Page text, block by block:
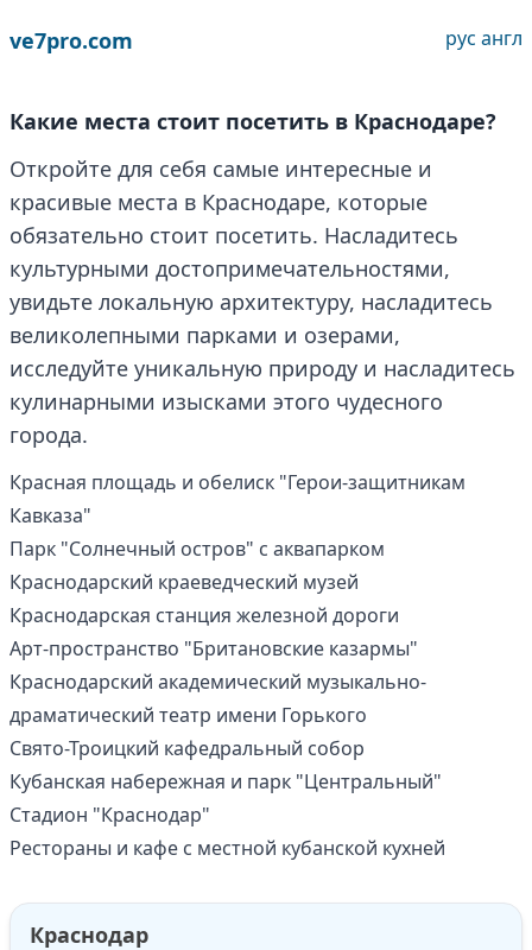
ve7pro.com рус англ
Какие места стоит посетить в Краснодаре?
Откройте для себя самые интересные и
красивые места в Краснодаре, которые
обязательно стоит посетить. Насладитесь
культурными достопримечательностями,
увидьте локальную архитектуру, насладитесь
великолепными парками и озерами,
исследуйте уникальную природу и насладитесь
кулинарными изысками этого чудесного
города.
Красная площадь и обелиск "Герои-защитникам
Кавказа"
Парк "Солнечный остров" с аквапарком
Краснодарский краеведческий музей
Краснодарская станция железной дороги
Арт-пространство "Британовские казармы"
Краснодарский академический музыкально-
драматический театр имени Горького
Свято-Троицкий кафедральный собор
Кубанская набережная и парк "Центральный"
Стадион "Краснодар"
Рестораны и кафе с местной кубанской кухней
Краснодар